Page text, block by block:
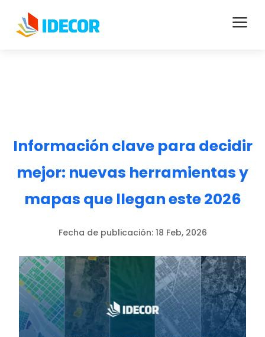
a
Información clave para decidir
mejor: nuevas herramientas y
mapas que llegan este 2026
Fecha de publicación: 18 Feb, 2026